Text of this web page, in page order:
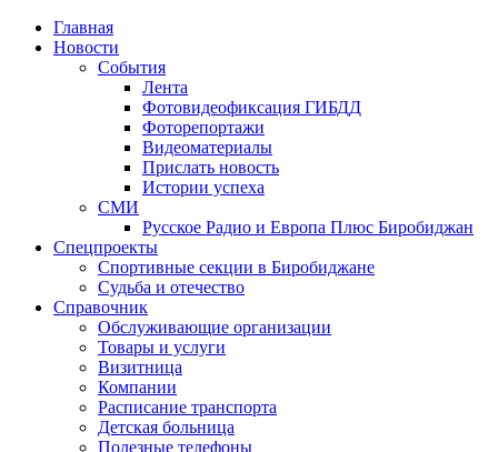
Главная
Новости
События
Лента
Фотовидеофиксация ГИБДД
Фоторепортажи
Видеоматериалы
Прислать новость
Истории успеха
СМИ
Русское Радио и Европа Плюс Биробиджан
Спецпроекты
Спортивные секции в Биробиджане
Судьба и отечество
Справочник
Обслуживающие организации
Товары и услуги
Визитница
Компании
Расписание транспорта
Детская больница
Полезные телефоны